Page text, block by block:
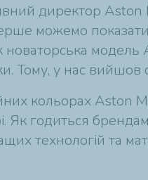
директор
можемо
новаторська
Тому, у нас
кольорах Aston
Як годиться
технологій та